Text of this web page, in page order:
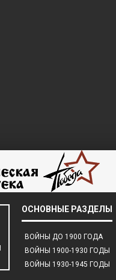
ВОЙНЫ ДО 1900 ГОДА
ВОЙНЫ 1900-1930 ГОДЫ
ВОЙНЫ 1930-1945 ГОДЫ